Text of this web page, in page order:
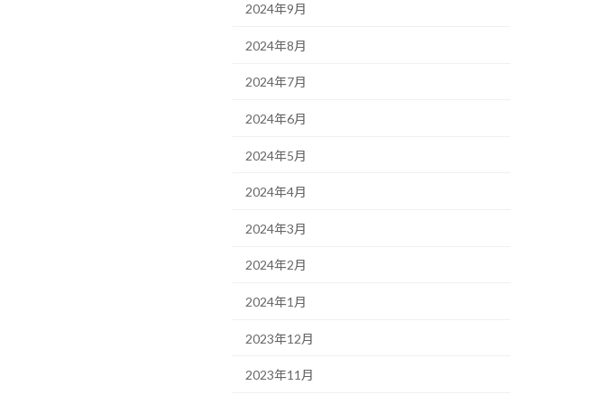
2024年9月
2024年8月
2024年7月
2024年6月
2024年5月
2024年4月
2024年3月
2024年2月
2024年1月
2023年12月
2023年11月